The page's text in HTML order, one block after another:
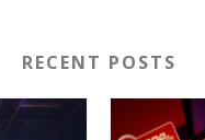
RECENT POSTS